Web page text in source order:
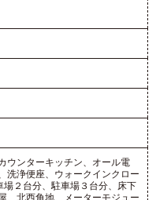
ウンターキッチン、オール電
洗浄便座、ウォークインクロー
２台分、駐車場３台分、床下
、北西角地、メーターモジュー